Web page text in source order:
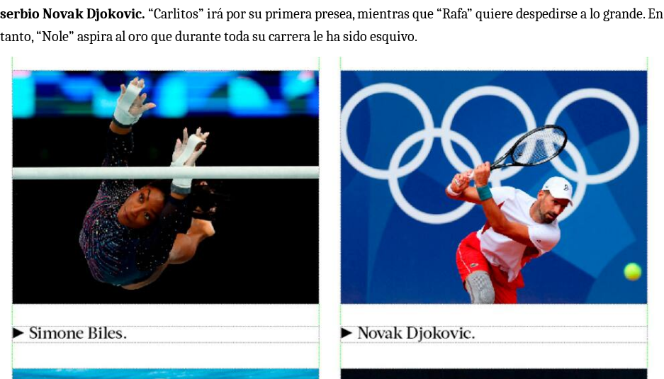
serbio Novak Djokovic. “Carlitos” irá por su primera presea, mientras que “Rafa” quiere despedirse a lo grande. En
tanto, “Nole” aspira al oro que durante toda su carrera le ha sido esquivo.